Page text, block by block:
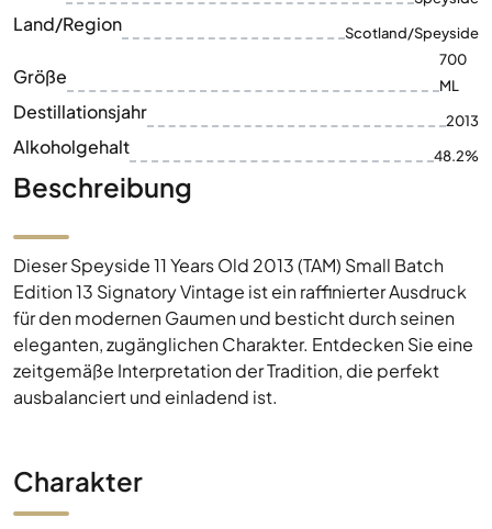
Land/Region Scotland/Speyside
Größe
700
ML
Destillationsjahr 2013
Alkoholgehalt 48.2%
Beschreibung
Dieser Speyside 11 Years Old 2013 (TAM) Small Batch
Edition 13 Signatory Vintage ist ein raffinierter Ausdruck
für den modernen Gaumen und besticht durch seinen
eleganten, zugänglichen Charakter. Entdecken Sie eine
zeitgemäße Interpretation der Tradition, die perfekt
ausbalanciert und einladend ist.
Charakter